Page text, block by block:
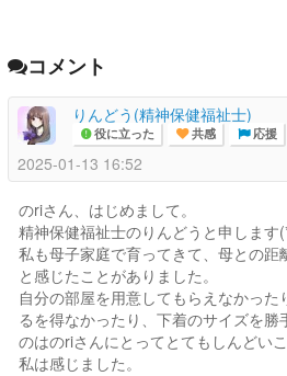
コメント
りんどう(精神保健福祉士)
役に立った 共感 応援
2025-01-13 16:52
のriさん、はじめまして。
精神保健福祉士のりんどうと申します
私も母子家庭で育ってきて、母との距
と感じたことがありました。
自分の部屋を用意してもらえなかっ
るを得なかったり、下着のサイズを勝
のはのriさんにとってとてもしんどい
私は感じました。